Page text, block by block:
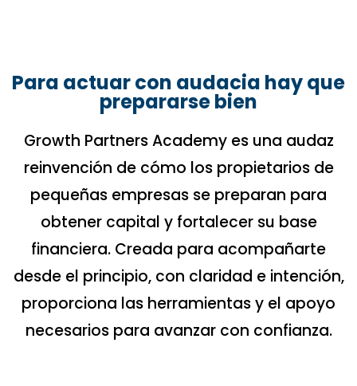
Para actuar con audacia hay que
prepararse bien
Growth Partners Academy es una audaz
reinvención de cómo los propietarios de
pequeñas empresas se preparan para
obtener capital y fortalecer su base
financiera. Creada para acompañarte
desde el principio, con claridad e intención,
proporciona las herramientas y el apoyo
necesarios para avanzar con confianza.